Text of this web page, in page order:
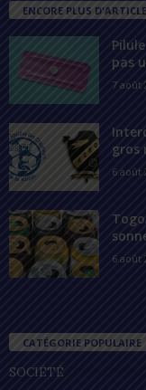
ENCORE PLUS
pas
7 août
gros
6 août
6 août
CATÉGORIE POPULAIRE
SOCIÉTÉ